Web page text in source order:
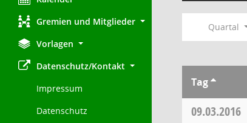
Gremien und Mitglieder
Vorlagen
Datenschutz/Kontakt
Impressum
Datenschutz
Quartal
Tag
09.03.2016